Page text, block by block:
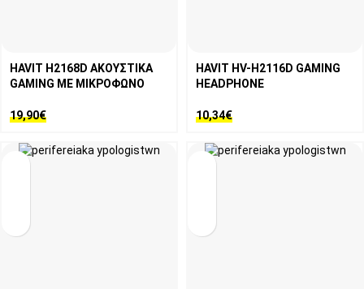
HAVIT H2168D ΑΚΟΥΣΤΙΚΑ
GAMING ΜΕ ΜΙΚΡΟΦΩΝΟ
19,90€
HAVIT HV-H2116D GAMING
HEADPHONE
10,34€